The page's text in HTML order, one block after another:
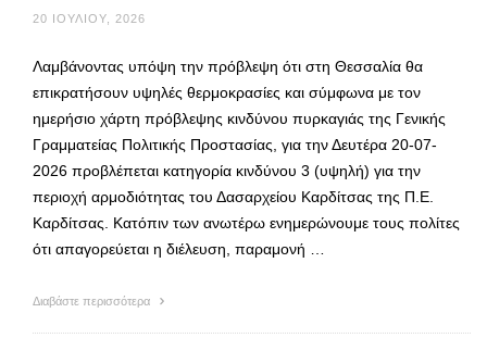
20 ΙΟΥΛΊΟΥ, 2026
Λαμβάνοντας υπόψη την πρόβλεψη ότι στη Θεσσαλία θα
επικρατήσουν υψηλές θερμοκρασίες και σύμφωνα με τον
ημερήσιο χάρτη πρόβλεψης κινδύνου πυρκαγιάς της Γενικής
Γραμματείας Πολιτικής Προστασίας, για την Δευτέρα 20-07-
2026 προβλέπεται κατηγορία κινδύνου 3 (υψηλή) για την
περιοχή αρμοδιότητας του Δασαρχείου Καρδίτσας της Π.Ε.
Καρδίτσας. Κατόπιν των ανωτέρω ενημερώνουμε τους πολίτες
ότι απαγορεύεται η διέλευση, παραμονή …
Διαβάστε περισσότερα